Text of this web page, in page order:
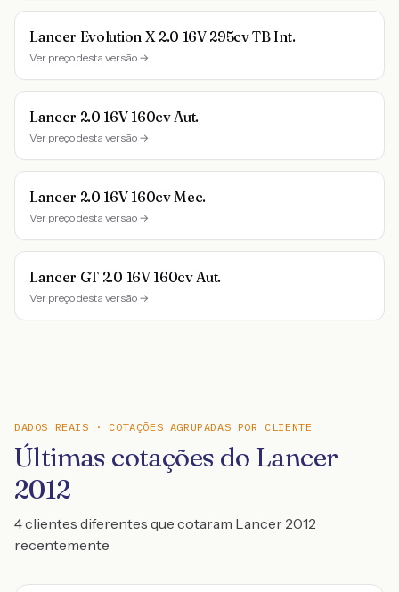
Lancer Evolution X 2.0 16V 295cv TB Int.
Ver preço desta versão →
Lancer 2.0 16V 160cv Aut.
Ver preço desta versão →
Lancer 2.0 16V 160cv Mec.
Ver preço desta versão →
Lancer GT 2.0 16V 160cv Aut.
Ver preço desta versão →
DADOS REAIS · COTAÇÕES AGRUPADAS POR CLIENTE
Últimas cotações do Lancer
2012
4 clientes diferentes que cotaram Lancer 2012
recentemente